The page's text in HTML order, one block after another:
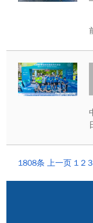
1808条 上一页 1 2 3